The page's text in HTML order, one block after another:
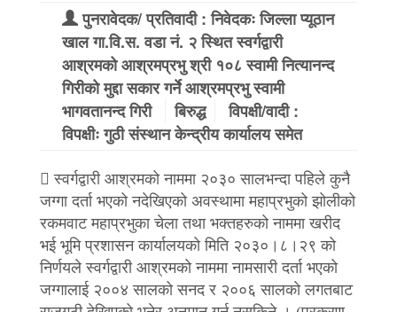
पुनरावेदक/ प्रतिवादी : निवेदकः जिल्ला प्यूठान
खाल गा.वि.स. वडा नं. २ स्थित स्वर्गद्वारी
आश्रमको आश्रमप्रभु श्री १०८ स्वामी नित्यानन्द
गिरीको मुद्दा सकार गर्ने आश्रमप्रभु स्वामी
भागवतानन्द गिरी
बिरुद्ध
विपक्षी/वादी :
विपक्षीः गुठी संस्थान केन्द्रीय कार्यालय समेत
 स्वर्गद्वारी आश्रमको नाममा २०३० सालभन्दा पहिले कुनै
जग्गा दर्ता भएको नदेखिएको अवस्थामा महाप्रभुको झोलीको
रकमवाट महाप्रभुका चेला तथा भक्तहरुको नाममा खरीद
भई भूमि प्रशासन कार्यालयको मिति २०३०।८।२९ को
निर्णयले स्वर्गद्वारी आश्रमको नाममा नामसारी दर्ता भएको
जग्गालाई २००४ सालको सनद र २००६ सालको लगतबाट